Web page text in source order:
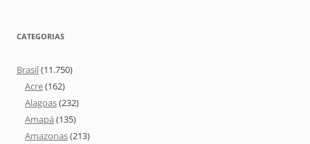
CATEGORIAS
Brasil(11.750)
Acre(162)
Alagoas(232)
Amapá (135)
Amazonas(213)